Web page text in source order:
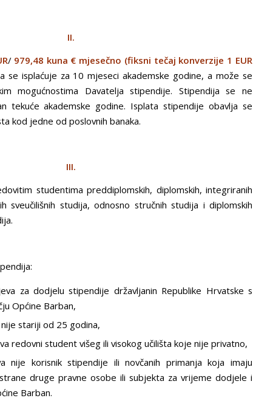
II.
/ 979,48 kuna € mjesečno (fiksni tečaj konverzije 1 EUR
se isplaćuje za 10 mjeseci akademske godine, a može se
mogućnostima Davatelja stipendije. Stipendija se ne
tekuće akademske godine. Isplata stipendije obavlja se
kod jedne od poslovnih banaka.
III.
studentima preddiplomskih, diplomskih, integriranih
sveučilišnih studija, odnosno stručnih studija i diplomskih
za dodjelu stipendije državljanin Republike Hrvatske s
Općine Barban,
stariji od 25 godina,
redovni student višeg ili visokog učilišta koje nije privatno,
nije korisnik stipendije ili novčanih primanja koja imaju
druge pravne osobe ili subjekta za vrijeme dodjele i
Barban.